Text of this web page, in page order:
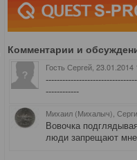
Комментарии и
Гость Сергей , 23.01.2014
------------
Михаил (Михалыч),
Вовочка
люди запрещают